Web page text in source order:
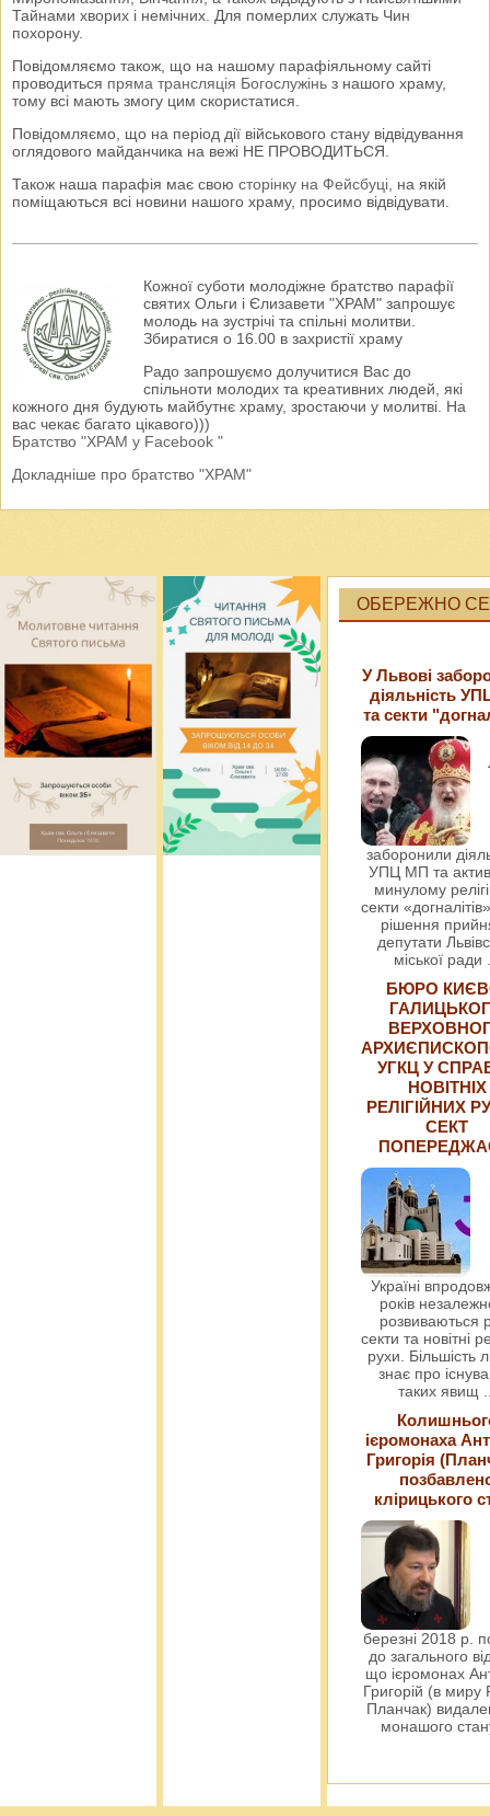
Тайнами хворих і немічних. Для померлих служать Чин
похорону.
Повідомляємо також, що на нашому парафіяльному сайті
проводиться пряма трансляція Богослужінь з нашого храму,
тому всі мають змогу цим скористатися.
Повідомляємо, що на період дії військового стану відвідування
оглядового майданчика на вежі НЕ ПРОВОДИТЬСЯ.
Також наша парафія має свою сторінку на Фейсбуці, на якій
поміщаються всі новини нашого храму, просимо відвідувати.
Кожної суботи молодіжне братство парафії
святих Ольги і Єлизавети "ХРАМ" запрошує
молодь на зустрічі та спільні молитви.
Збиратися о 16.00 в захристії храму
Радо запрошуємо долучитися Вас до
спільноти молодих та креативних людей, які
кожного дня будують майбутнє храму, зростаючи у молитві. На
вас чекає багато цікавого)))
Братство "ХРАМ у Facebook "
Докладніше про братство "ХРАМ"
ОБЕРЕЖНО
У Львові
діяльність
та секти
заборонили
УПЦ МП та
минулому
секти
рішення
депутати
міської ради
БЮРО
УГКЦ У
НОВІТНІХ
РЕЛІГІЙНИХ
СЕКТ
Україні
років
розвиваються
секти та новітні
рухи. Більшість
знає про
таких явищ
ієромонаха
Григорія
клірицького
березні 2018 р.
до загального
що ієромонах
Григорій (в миру
Планчак)
монашого